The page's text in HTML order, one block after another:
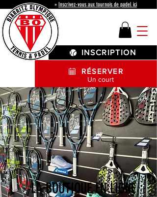
RÉSERVER
INSCRIPTION
Un court
» Inscrivez-vous aux tournois de padel ici
LA BOUTIQUE EN LIGNE